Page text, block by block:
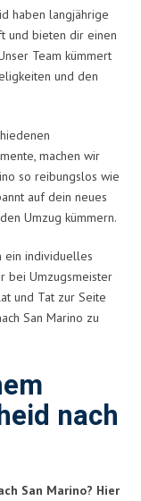
haben langjährige
und bieten dir einen
Team kümmert
und den
machen wir
so reibungslos wie
auf dein neues
Umzug kümmern.
ein individuelles
bei Umzugsmeister
und Tat zur Seite
San Marino zu
nach
San Marino? Hier